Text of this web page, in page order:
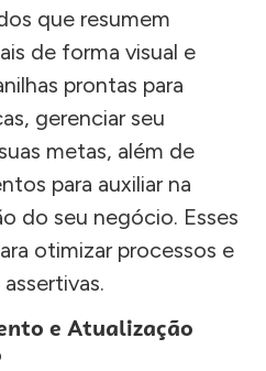
que resumem
de forma visual e
prontas para
gerenciar seu
metas, além de
para auxiliar na
do seu negócio. Esses
otimizar processos e
e Atualização